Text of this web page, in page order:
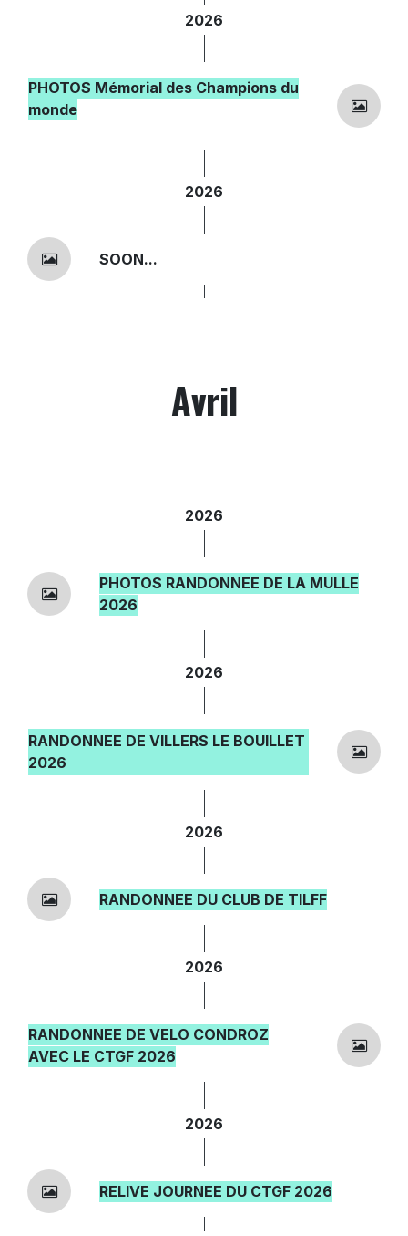
2026
PHOTOS Mémorial des Champions du
monde
2026
SOON...
Avril
2026
PHOTOS RANDONNEE DE LA MULLE
2026
2026
RANDONNEE DE VILLERS LE BOUILLET
2026
2026
RANDONNEE DU CLUB DE TILFF
2026
RANDONNEE DE VELO CONDROZ
AVEC LE CTGF 2026
2026
RELIVE JOURNEE DU CTGF 2026